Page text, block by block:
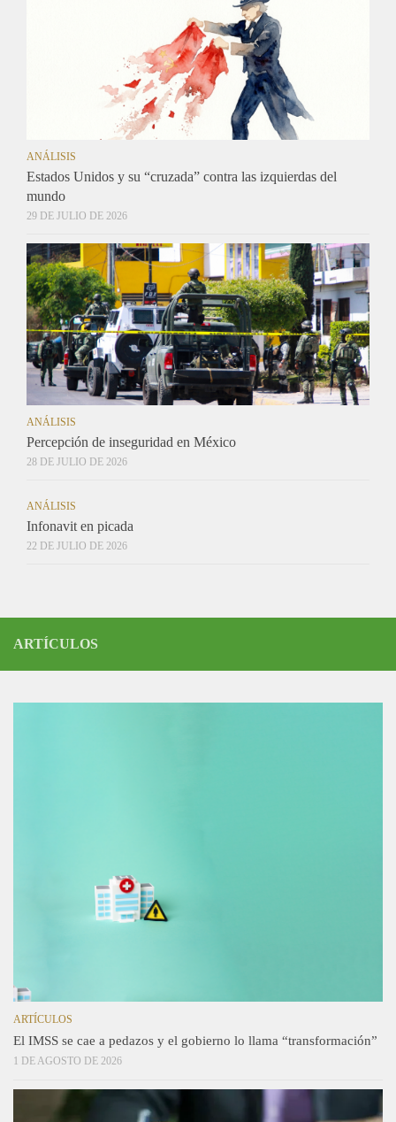
ANÁLISIS
Estados Unidos y su “cruzada” contra las izquierdas del
mundo
29 DE JULIO DE 2026
ANÁLISIS
Percepción de inseguridad en México
28 DE JULIO DE 2026
ANÁLISIS
Infonavit en picada
22 DE JULIO DE 2026
ARTÍCULOS
ARTÍCULOS
El IMSS se cae a pedazos y el gobierno lo llama “transformación”
1 DE AGOSTO DE 2026